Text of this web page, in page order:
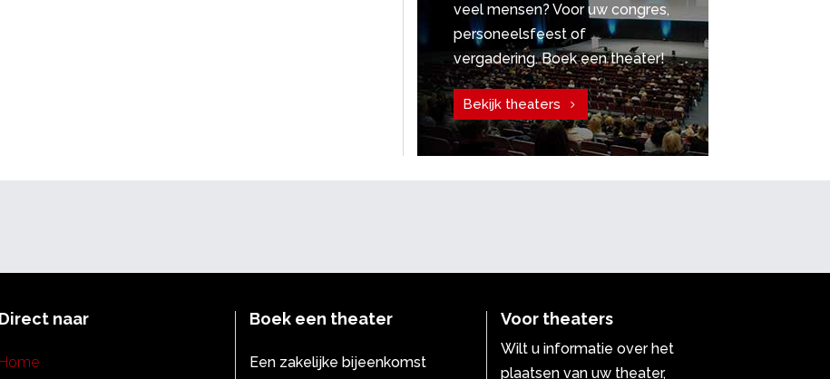
veel mensen? Voor uw congres,
personeelsfeest of
vergadering. Boek een theater!
Bekijk theaters
Direct naar
Home
Boek een theater
Een zakelijke bijeenkomst
Voor theaters
Wilt u informatie over het
plaatsen van uw theater,